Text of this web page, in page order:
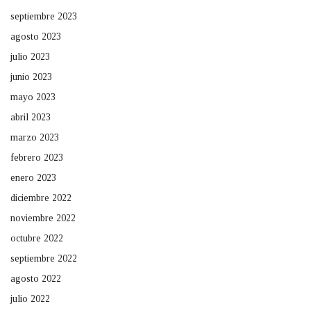
septiembre 2023
agosto 2023
julio 2023
junio 2023
mayo 2023
abril 2023
marzo 2023
febrero 2023
enero 2023
diciembre 2022
noviembre 2022
octubre 2022
septiembre 2022
agosto 2022
julio 2022